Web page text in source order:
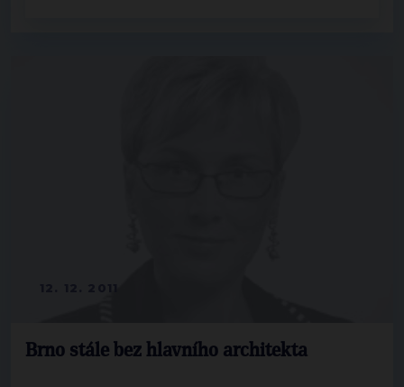
Brno stále bez hlavního architekta